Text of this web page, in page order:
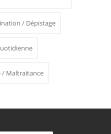
/ Dépistage
/ Maltraitance